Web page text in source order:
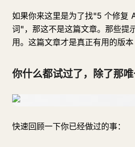
如果你来这里是为了找"5 个修复
词"，那这不是这篇文章。那些提
用。这篇文章才是真正有用的版本
你什么都试过了，除了那
快速回顾一下你已经做过的事：